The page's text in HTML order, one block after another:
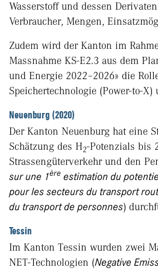
Wasserstoff und dessen
Verbraucher, Mengen,
Zudem wird der Kanton im
Massnahme KS-E2.3 aus dem
und Energie 2022–2026» die
Speichertechnologie (Power-to-X)
Neuenburg (2020)
Der Kanton Neuenburg hat eine
Schätzung des H2-Potenzials bis
Strassengüterverkehr und den
sur une 1ère estimation du
pour les secteurs du transport
du transport de personnes)
Tessin
Im Kanton Tessin wurden zwei
NET-Technologien (Negative